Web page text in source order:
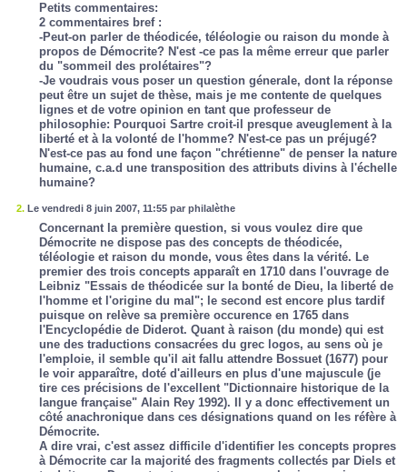
Petits commentaires:
2 commentaires bref :
-Peut-on parler de théodicée, téléologie ou raison du monde à
propos de Démocrite? N'est -ce pas la même erreur que parler
du "sommeil des prolétaires"?
-Je voudrais vous poser un question génerale, dont la réponse
peut être un sujet de thèse, mais je me contente de quelques
lignes et de votre opinion en tant que professeur de
philosophie: Pourquoi Sartre croit-il presque aveuglement à la
liberté et à la volonté de l'homme? N'est-ce pas un préjugé?
N'est-ce pas au fond une façon "chrétienne" de penser la nature
humaine, c.a.d une transposition des attributs divins à l'échelle
humaine?
2. Le vendredi 8 juin 2007, 11:55 par philalèthe
Concernant la première question, si vous voulez dire que
Démocrite ne dispose pas des concepts de théodicée,
téléologie et raison du monde, vous êtes dans la vérité. Le
premier des trois concepts apparaît en 1710 dans l'ouvrage de
Leibniz "Essais de théodicée sur la bonté de Dieu, la liberté de
l'homme et l'origine du mal"; le second est encore plus tardif
puisque on relève sa première occurence en 1765 dans
l'Encyclopédie de Diderot. Quant à raison (du monde) qui est
une des traductions consacrées du grec logos, au sens où je
l'emploie, il semble qu'il ait fallu attendre Bossuet (1677) pour
le voir apparaître, doté d'ailleurs en plus d'une majuscule (je
tire ces précisions de l'excellent "Dictionnaire historique de la
langue française" Alain Rey 1992). Il y a donc effectivement un
côté anachronique dans ces désignations quand on les réfère à
Démocrite.
A dire vrai, c'est assez difficile d'identifier les concepts propres
à Démocrite car la majorité des fragments collectés par Diels et